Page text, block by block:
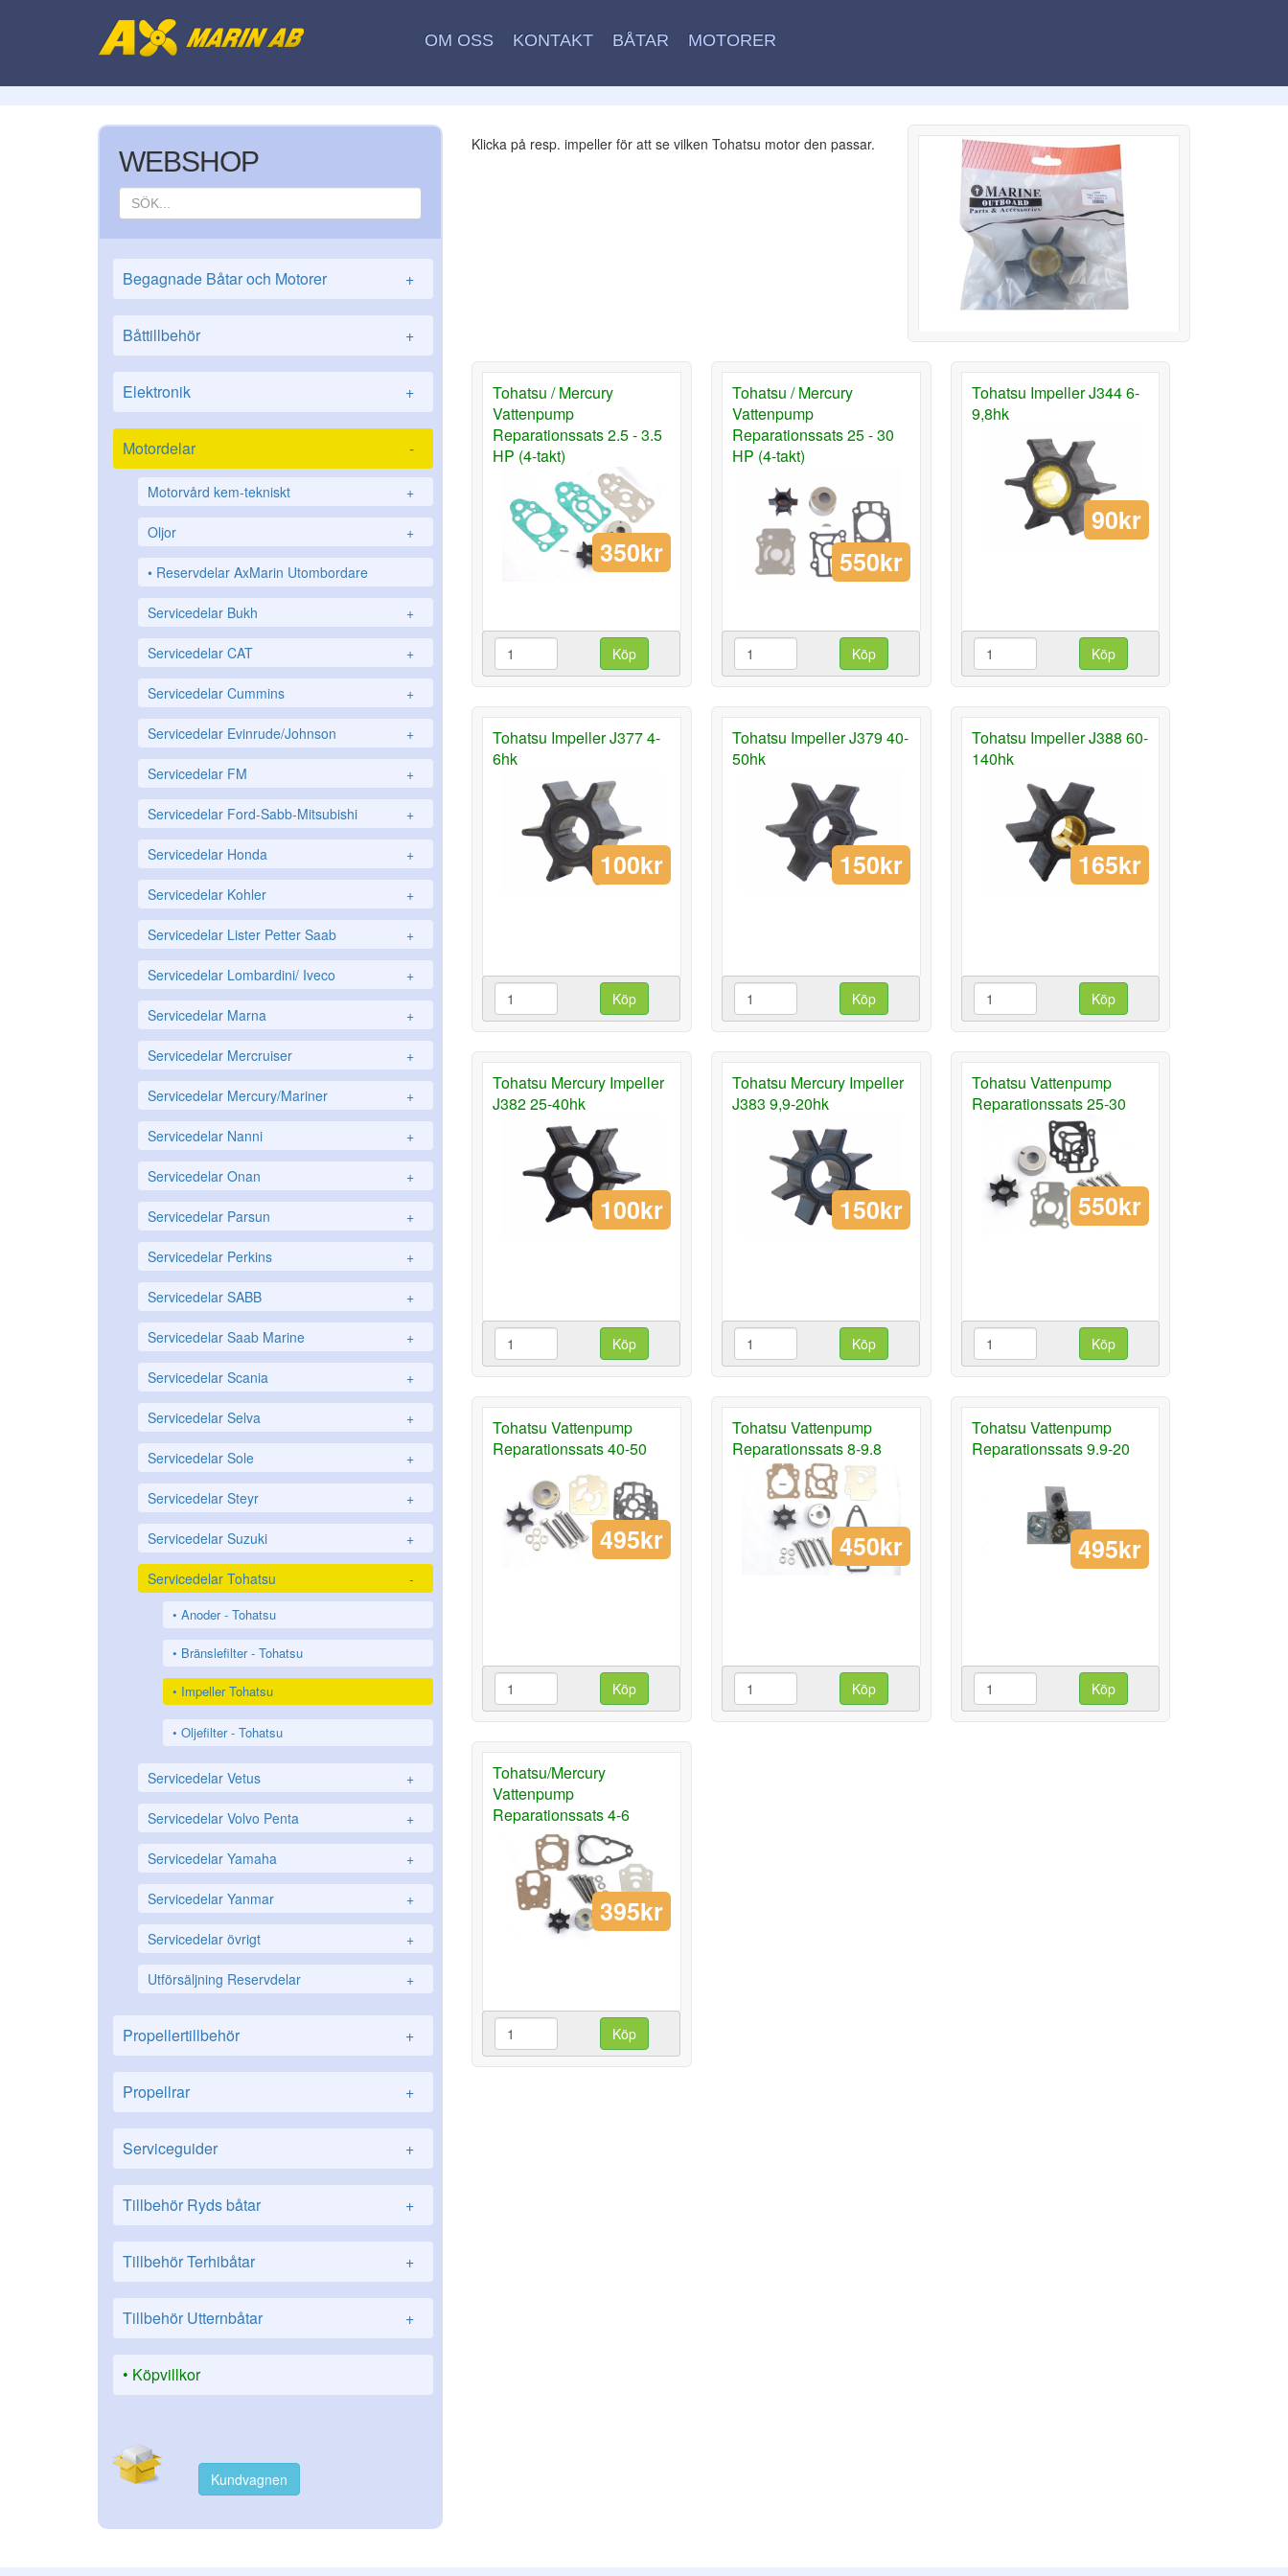
OM OSS KONTAKT BÅTAR MOTORER
WEBSHOP
Begagnade Båtar och Motorer +
Båttillbehör +
Elektronik +
Motordelar -
Motorvård kem-tekniskt +
Oljor +
Reservdelar AxMarin Utombordare
Servicedelar Bukh +
Servicedelar CAT +
Servicedelar Cummins +
Servicedelar Evinrude/Johnson +
Servicedelar FM +
Servicedelar Ford-Sabb-Mitsubishi +
Servicedelar Honda +
Servicedelar Kohler +
Servicedelar Lister Petter Saab +
Servicedelar Lombardini/ Iveco +
Servicedelar Marna +
Servicedelar Mercruiser +
Servicedelar Mercury/Mariner +
Servicedelar Nanni +
Servicedelar Onan +
Servicedelar Parsun +
Servicedelar Perkins +
Servicedelar SABB +
Servicedelar Saab Marine +
Servicedelar Scania +
Servicedelar Selva +
Servicedelar Sole +
Servicedelar Steyr +
Servicedelar Suzuki +
Servicedelar Tohatsu -
Anoder - Tohatsu
Bränslefilter - Tohatsu
Impeller Tohatsu
Oljefilter - Tohatsu
Servicedelar Vetus +
Servicedelar Volvo Penta +
Servicedelar Yamaha +
Servicedelar Yanmar +
Servicedelar övrigt +
Utförsäljning Reservdelar +
Propellertillbehör +
Propellrar +
Serviceguider +
Tillbehör Ryds båtar +
Tillbehör Terhibåtar +
Tillbehör Utternbåtar +
Köpvillkor
Kundvagnen
Klicka på resp. impeller för att se vilken Tohatsu motor den passar.
Tohatsu / Mercury
Vattenpump
Reparationssats 2.5 - 3.5
HP (4-takt)
350kr
Köp
Tohatsu / Mercury
Vattenpump
Reparationssats 25 - 30
HP (4-takt)
550kr
Köp
Tohatsu Impeller J344 6-
9,8hk
90kr
Köp
Tohatsu Impeller J377 4-
6hk
100kr
Köp
Tohatsu Impeller J379 40-
50hk
150kr
Köp
Tohatsu Impeller J388 60-
140hk
165kr
Köp
Tohatsu Mercury Impeller
J382 25-40hk
100kr
Köp
Tohatsu Mercury Impeller
J383 9,9-20hk
150kr
Köp
Tohatsu Vattenpump
Reparationssats 25-30
550kr
Köp
Tohatsu Vattenpump
Reparationssats 40-50
495kr
Köp
Tohatsu Vattenpump
Reparationssats 8-9.8
450kr
Köp
Tohatsu Vattenpump
Reparationssats 9.9-20
495kr
Köp
Tohatsu/Mercury
Vattenpump
Reparationssats 4-6
395kr
Köp